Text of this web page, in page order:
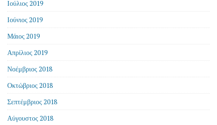
Ιούλιος 2019
Ιούνιος 2019
Μάιος 2019
Απρίλιος 2019
Νοέμβριος 2018
Οκτώβριος 2018
Σεπτέμβριος 2018
Αύγουστος 2018